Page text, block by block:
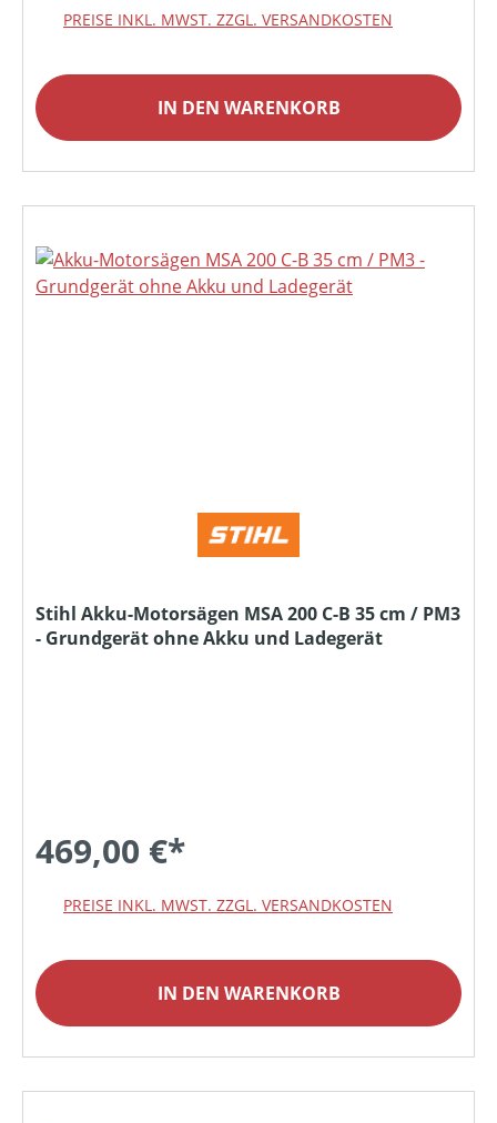
PREISE INKL. MWST. ZZGL. VERSANDKOSTEN
IN DEN WARENKORB
Stihl Akku-Motorsägen MSA 200 C-B 35 cm / PM3
- Grundgerät ohne Akku und Ladegerät
469,00 €*
PREISE INKL. MWST. ZZGL. VERSANDKOSTEN
IN DEN WARENKORB